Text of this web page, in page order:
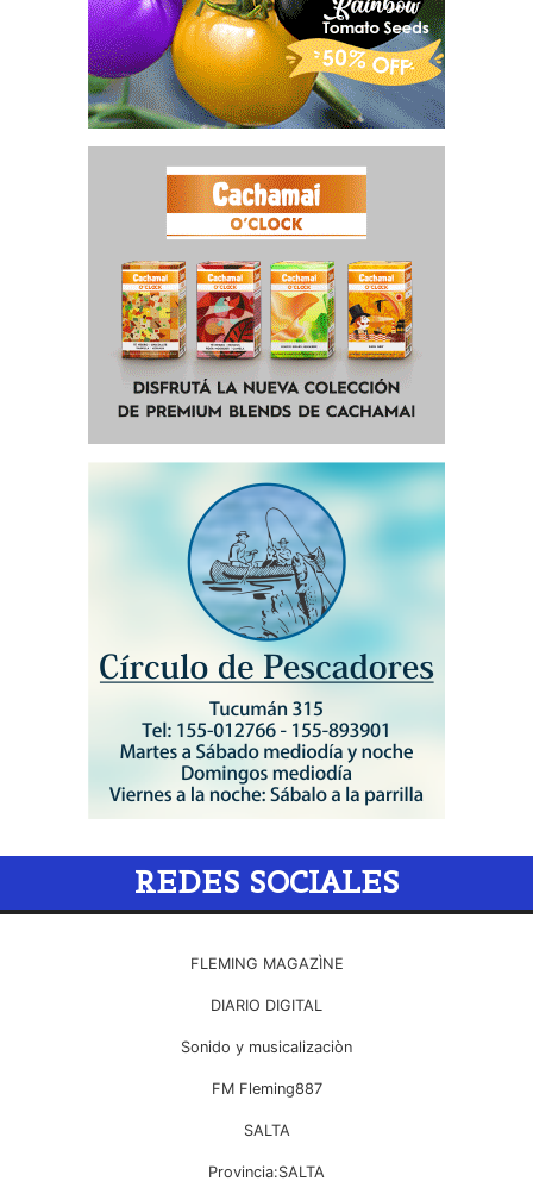
REDES SOCIALES
FLEMING MAGAZÌNE
DIARIO DIGITAL
Sonido y musicalizaciòn
FM Fleming887
SALTA
Provincia:SALTA